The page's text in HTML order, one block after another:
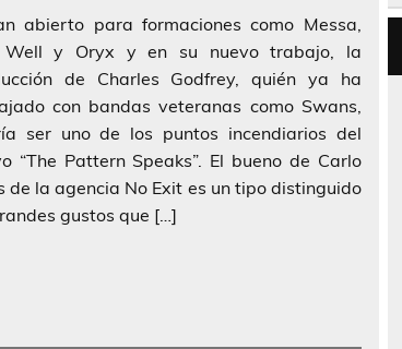
abierto para formaciones como Messa,
Well y Oryx y en su nuevo trabajo, la
de Charles Godfrey, quién ya ha
con bandas veteranas como Swans,
ser uno de los puntos incendiarios del
“The Pattern Speaks”. El bueno de Carlo
de la agencia No Exit es un tipo distinguido
gustos que […]